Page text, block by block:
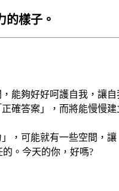
的樣子。
能夠好好呵護自我，讓
確答案」，而將能慢慢
，可能就有一些空間，讓
。今天的你，好嗎?